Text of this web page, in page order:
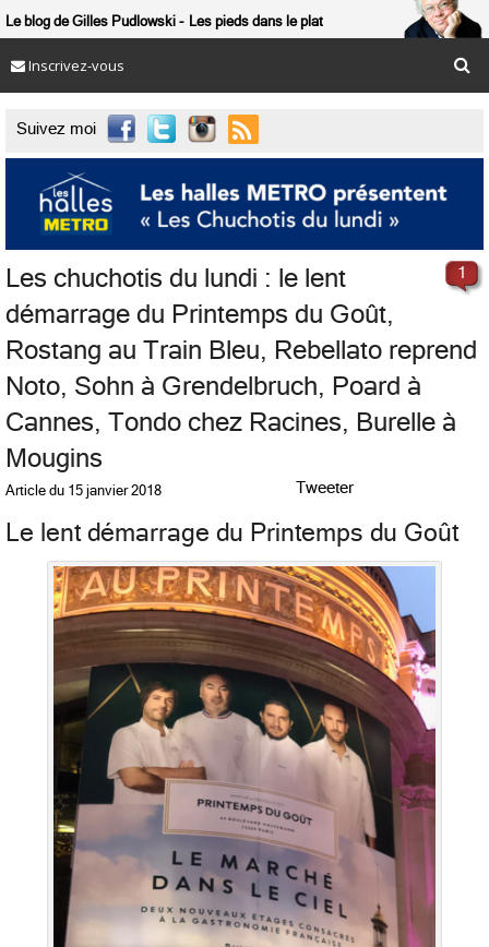
Le blog de Gilles Pudlowski Les pieds dans le plat
Inscrivez-vous
Suivez moi 
1
Les chuchotis du lundi : le lent
démarrage du Printemps du Goût,
Rostang au Train Bleu, Rebellato reprend
Noto, Sohn à Grendelbruch, Poard à
Cannes, Tondo chez Racines, Burelle à
Mougins
Article du 15 janvier 2018 Tweeter
Le lent démarrage du Printemps du Goût